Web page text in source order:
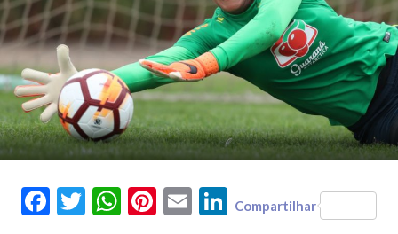
FacebookTwitterWhatsAppPinterest
Email LinkedIn
Compartilhar